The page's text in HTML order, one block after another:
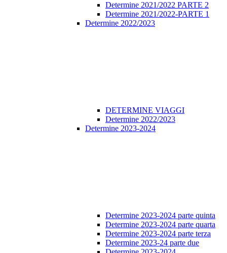
Determine 2021/2022 PARTE 2
Determine 2021/2022-PARTE 1
Determine 2022/2023
DETERMINE VIAGGI
Determine 2022/2023
Determine 2023-2024
Determine 2023-2024 parte quinta
Determine 2023-2024 parte quarta
Determine 2023-2024 parte terza
Determine 2023-24 parte due